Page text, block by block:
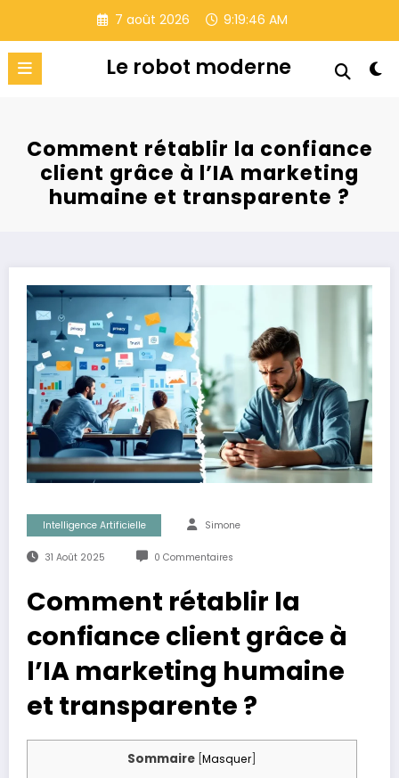
contenu
7 août 2026 9:19:47 AM
Le robot moderne
Comment rétablir la confiance
client grâce à l’IA marketing
humaine et transparente ?
Intelligence Artificielle Simone
31 Août 2025 0 Commentaires
Comment rétablir la
confiance client grâce à
l’IA marketing humaine
et transparente ?
Sommaire Masquer]